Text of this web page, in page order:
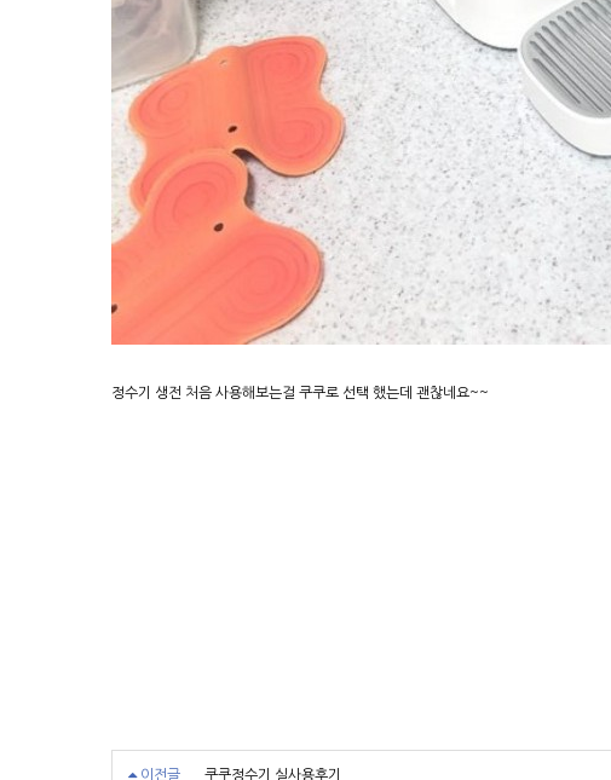
정수기 생전 처음 사용해보는걸 쿠쿠로 선택 했는데 괜찮네요~~
이전글 쿠쿠정수기 실사용후기